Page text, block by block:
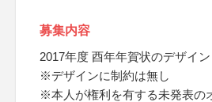
募集内容
2017年度 酉年年賀状のデザイン
※デザインに制約は無し
※本人が権利を有する未発表の